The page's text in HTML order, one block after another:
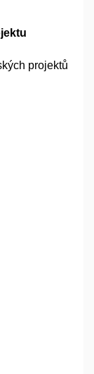
projektů